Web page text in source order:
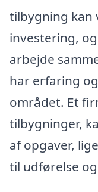
tilbygning
investering,
arbejde
har erfaring
området. Et
tilbygninger,
af opgaver,
til udførelse